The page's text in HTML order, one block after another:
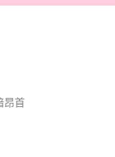
昂首